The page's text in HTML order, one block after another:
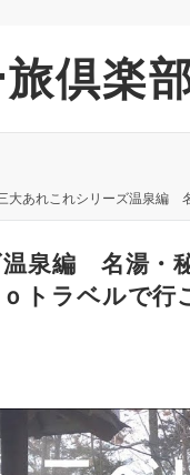
倶楽
大あれこれシリーズ温泉編
泉編 名湯・
トラベルで